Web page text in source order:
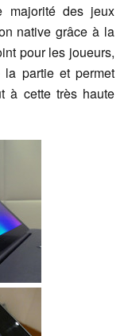
majorité des jeux
native grâce à la
pour les joueurs,
partie et permet
à cette très haute